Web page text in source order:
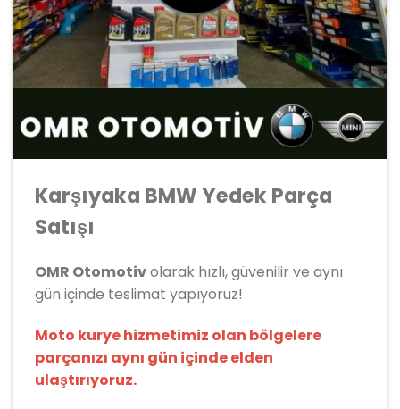
Karşıyaka BMW Yedek Parça
Satışı
OMR Otomotivolarak hızlı, güvenilir ve aynı
gün içinde teslimat yapıyoruz!
Moto kurye hizmetimiz olan bölgelere
parçanızı aynı gün içinde elden
ulaştırıyoruz.